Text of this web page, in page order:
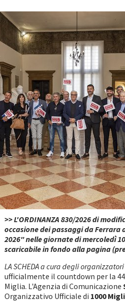
>> L'ORDINANZA 830/2026 di
occasione dei passaggi da Ferrara
2026" nelle giornate di mercoledì
scaricabile in fondo alla pagina
LA SCHEDA a cura degli
ufficialmente il countdown per la
Miglia. L'Agenzia di Comunicazione
Organizzativo Ufficiale di 1000